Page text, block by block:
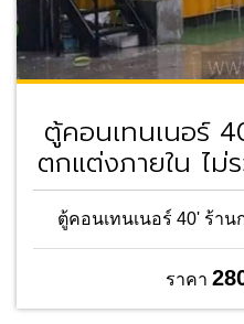
ตู้คอนเทนเนอร์
ตกแต่งภายใน ไม่
ตู้คอนเทนเนอร์ 40' ร้า
ราคา